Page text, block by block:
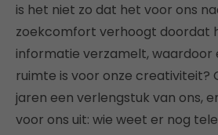
is het niet zo dat het voor ons
zoekcomfort verhoogt doordat
informatie verzamelt, waardoor
ruimte is voor onze creativiteit?
jaren een verlengstuk van ons,
voor ons uit: wie weet er nog